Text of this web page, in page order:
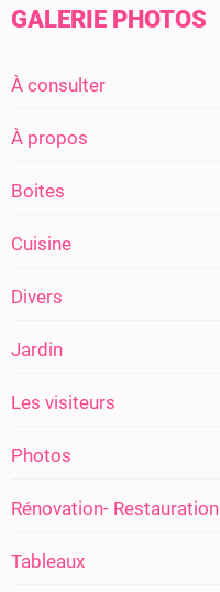
GALERIE PHOTOS
À consulter
À propos
Boites
Cuisine
Divers
Jardin
Les visiteurs
Photos
Rénovation- Restauration
Tableaux